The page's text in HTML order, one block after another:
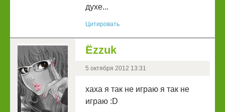
духе...
Цитировать
Ёzzuk
5 октября 2012 13:31
хаха я так не играю я так не
играю :D